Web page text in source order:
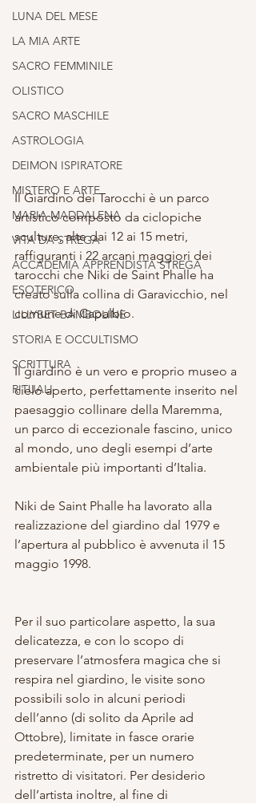
LUNA DEL MESE
LA MIA ARTE
SACRO FEMMINILE
OLISTICO
SACRO MASCHILE
ASTROLOGIA
DEIMON ISPIRATORE
MISTERO E ARTE
MARIA MADDALENA
VITA DA STREGA
ACCADEMIA APPRENDISTA STREGA
ESOTERICO
LILLYBET BAMBOLINE
STORIA E OCCULTISMO
SCRITTURA
RITUALI
Il Giardino dei Tarocchi è un parco
artistico composto da ciclopiche
sculture, alte dai 12 ai 15 metri,
raffiguranti i 22 arcani maggiori dei
tarocchi che Niki de Saint Phalle ha
creato sulla collina di Garavicchio, nel
comune di Capalbio.
Il giardino è un vero e proprio museo a
cielo aperto, perfettamente inserito nel
paesaggio collinare della Maremma,
un parco di eccezionale fascino, unico
al mondo, uno degli esempi d’arte
ambientale più importanti d’Italia.
Niki de Saint Phalle ha lavorato alla
realizzazione del giardino dal 1979 e
l’apertura al pubblico è avvenuta il 15
maggio 1998.
Per il suo particolare aspetto, la sua
delicatezza, e con lo scopo di
preservare l’atmosfera magica che si
respira nel giardino, le visite sono
possibili solo in alcuni periodi
dell’anno (di solito da Aprile ad
Ottobre), limitate in fasce orarie
predeterminate, per un numero
ristretto di visitatori. Per desiderio
dell’artista inoltre, al fine di